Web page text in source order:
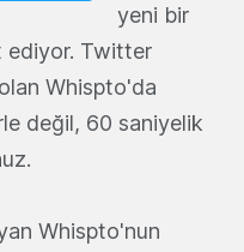
yeni bir
ediyor. Twitter
Whispto'da
değil, 60 saniyelik
Whispto'nun